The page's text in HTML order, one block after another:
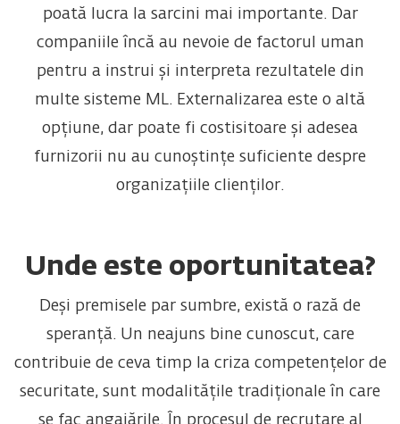
poată lucra la sarcini mai importante. Dar
companiile încă au nevoie de factorul uman
pentru a instrui și interpreta rezultatele din
multe sisteme ML. Externalizarea este o altă
opțiune, dar poate fi costisitoare și adesea
furnizorii nu au cunoștințe suficiente despre
organizațiile clienților.
Unde este oportunitatea?
Deși premisele par sumbre, există o rază de
speranță. Un neajuns bine cunoscut, care
contribuie de ceva timp la criza competențelor de
securitate, sunt modalitățile tradiționale în care
se fac angajările. În procesul de recrutare al